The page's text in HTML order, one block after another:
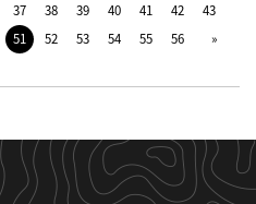
37 38 39 40 41 42
43
51 52 53 54 55 56